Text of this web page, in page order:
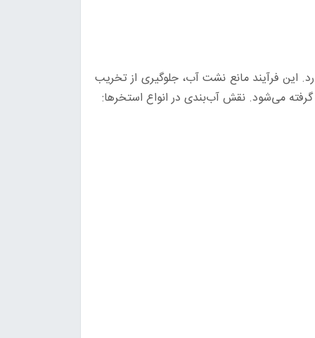
این فرآیند مانع نشت آب، جلوگیری از تخریب
می‌شود. نقش آب‌بندی در انواع استخرها: